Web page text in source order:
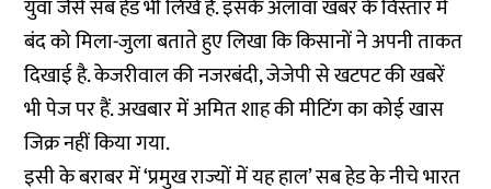
युवा जैसे सब हेड भी लिखे हैं. इसके अलावा खबर के विस्तार में
बंद को मिला-जुला बताते हुए लिखा कि किसानों ने अपनी ताकत
दिखाई है. केजरीवाल की नजरबंदी, जेजेपी से खटपट की खबरें
भी पेज पर हैं. अखबार में अमित शाह की मीटिंग का कोई खास
जिक्र नहीं किया गया.
इसी के बराबर में ‘प्रमुख राज्यों में यह हाल’ सब हेड के नीचे भारत